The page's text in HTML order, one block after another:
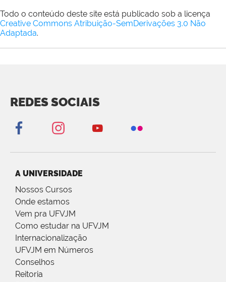
Todo o conteúdo deste site está publicado sob a licença
Creative Commons Atribuição-SemDerivações 3.0 Não
Adaptada.
REDES SOCIAIS
A UNIVERSIDADE
Nossos Cursos
Onde estamos
Vem pra UFVJM
Como estudar na UFVJM
Internacionalização
UFVJM em Números
Conselhos
Reitoria